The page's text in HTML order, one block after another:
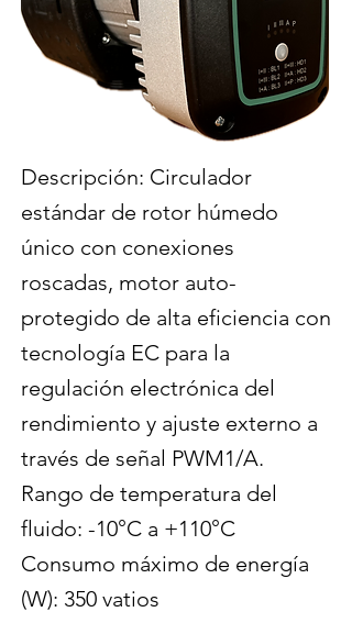
Descripción: Circulador
estándar de rotor húmedo
único con conexiones
roscadas, motor auto-
protegido de alta eficiencia con
tecnología EC para la
regulación electrónica del
rendimiento y ajuste externo a
través de señal PWM1/A.
Rango de temperatura del
fluido: -10°C a +110°C
Consumo máximo de energía
(W): 350 vatios